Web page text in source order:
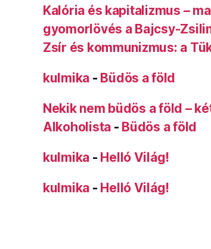
Kalória és kapitalizmus –
gyomorlövés a Bajcsy-
Zsír és kommunizmus: a
kulmika - Büdös a föld
Nekik nem büdös a föld –
Alkoholista - Büdös a föld
kulmika - Helló Világ!
kulmika - Helló Világ!